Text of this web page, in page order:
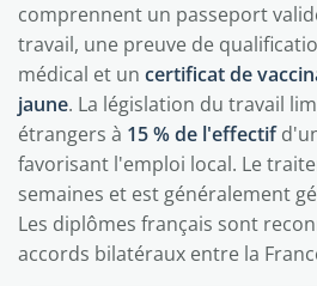
comprennent un passeport
travail, une preuve de
médical et un certificat de
jaune. La législation du travail
étrangers à 15 % de l'effectif
favorisant l'emploi local. Le
semaines et est généralement
Les diplômes français sont
accords bilatéraux entre la